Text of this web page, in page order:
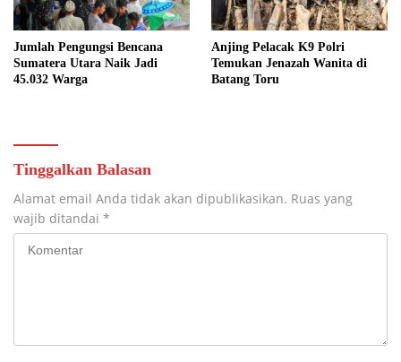
Jumlah Pengungsi Bencana
Sumatera Utara Naik Jadi
45.032 Warga
Anjing Pelacak K9 Polri
Temukan Jenazah Wanita di
Batang Toru
Tinggalkan Balasan
Alamat email Anda tidak akan dipublikasikan. Ruas yang
wajib ditandai *